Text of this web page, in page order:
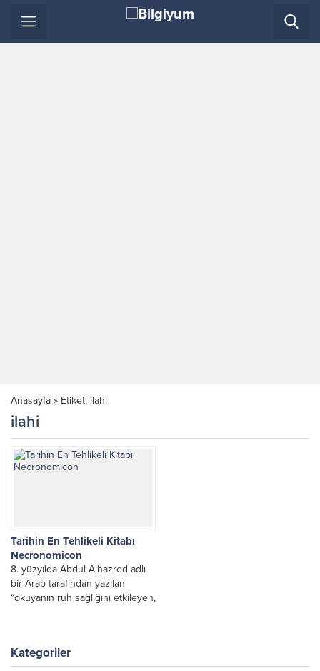
Anasayfa » Etiket: ilahi
ilahi
Tarihin En Tehlikeli Kitabı
Necronomicon
8. yüzyılda Abdul Alhazred adlı
bir Arap tarafından yazılan
“okuyanın ruh sağlığını etkileyen,
Kategoriler